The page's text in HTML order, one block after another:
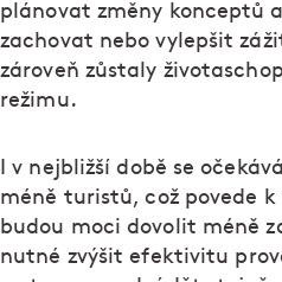
plánovat změny konceptů
zachovat nebo vylepšit
zároveň zůstaly
režimu.
I v nejbližší době se
méně turistů, což povede
budou moci dovolit méně
nutné zvýšit efektivitu